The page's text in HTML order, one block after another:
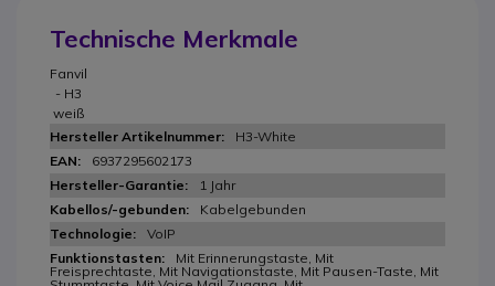
Technische Merkmale
Fanvil
- H3
weiß
H3-White
6937295602173
1 Jahr
Kabelgebunden
VoIP
Mit Erinnerungstaste, Mit
Freisprechtaste, Mit Navigationstaste, Mit Pausen-Taste, Mit